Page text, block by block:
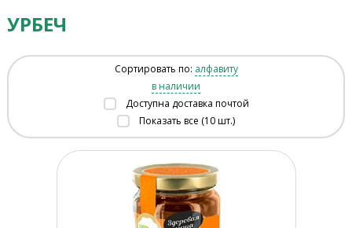
УРБЕЧ
Сортировать по: алфавиту
в наличии
Доступна доставка почтой
Показать все (10 шт.)